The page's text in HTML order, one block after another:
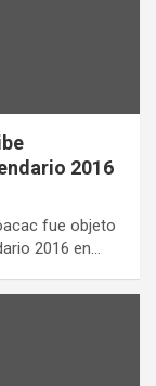
2016
fue objeto
2016 en…